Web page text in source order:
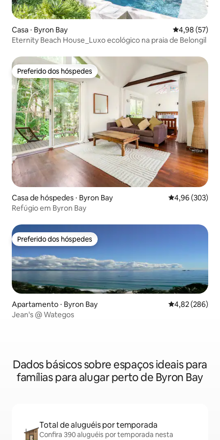
Casa ⋅ Byron Bay 4,98 de uma
4,98 (57)
Eternity Beach House_Luxo ecológico na praia de Belongil
Preferido dos hóspedes
Preferido dos hóspedes
Casa de hóspedes ⋅ Byron Bay 4,96 de uma
4,96 (303)
Refúgio em Byron Bay
Preferido dos hóspedes
Preferido dos hóspedes
Apartamento ⋅ Byron Bay 4,82 de uma
4,82 (286)
Jean's @ Wategos
Dados básicos sobre espaços ideais para
famílias para alugar perto de Byron Bay
Total de aluguéis por temporada
Confira 390 aluguéis por temporada nesta